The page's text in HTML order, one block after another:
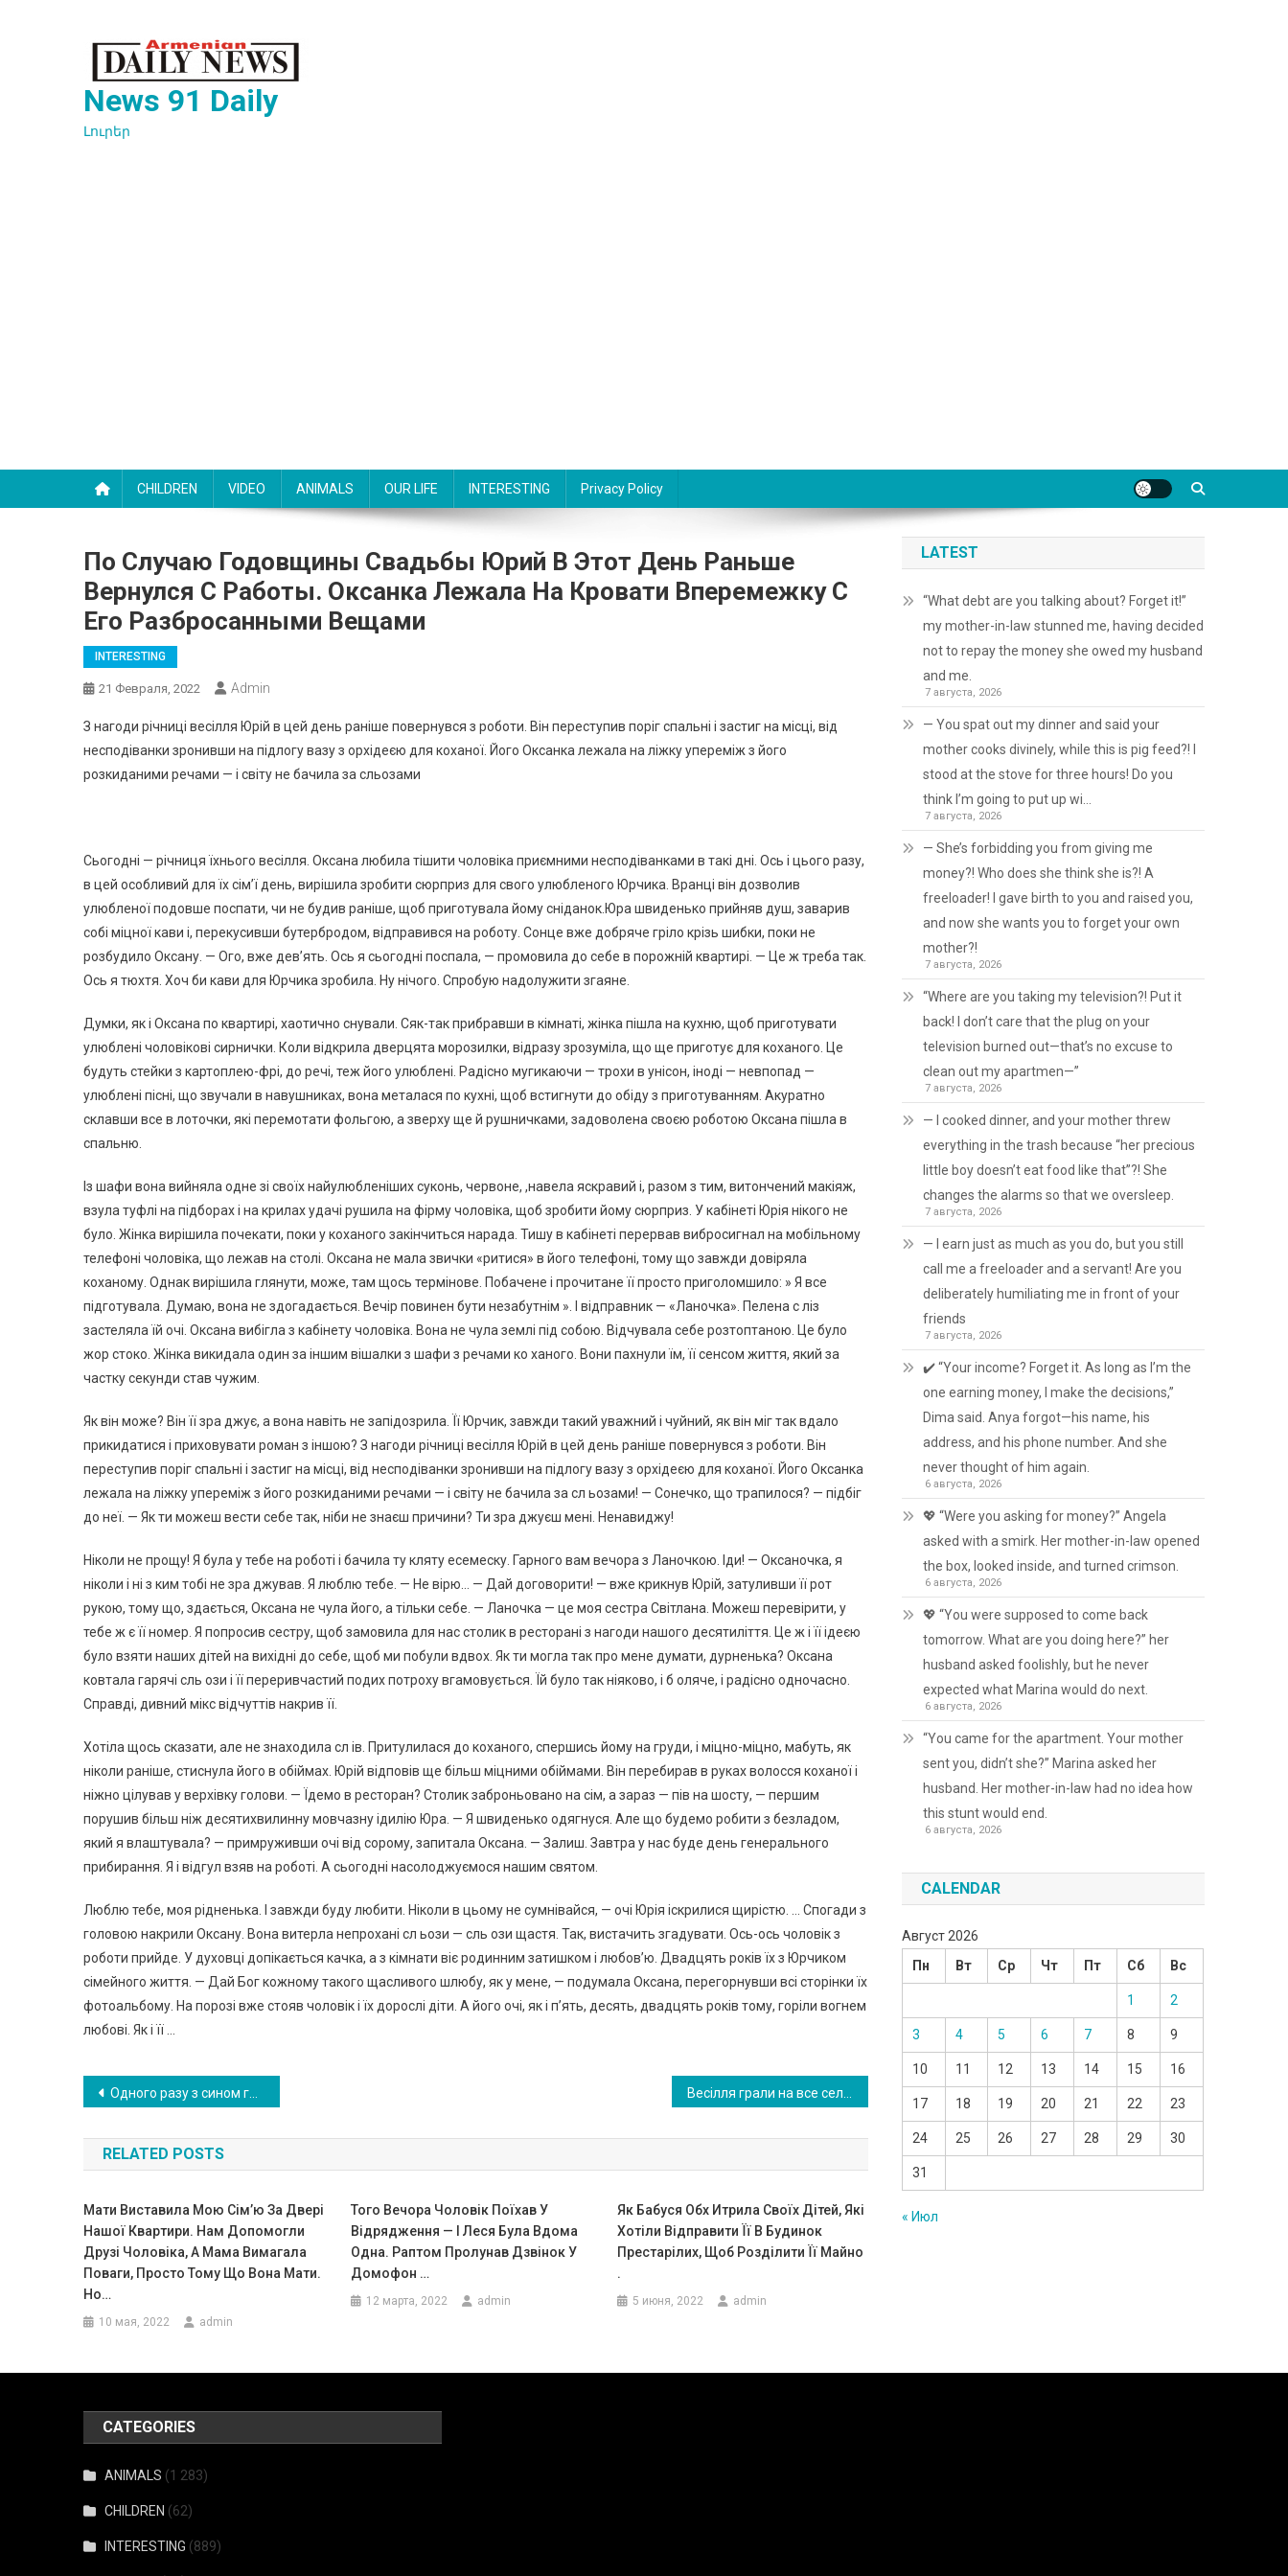
News 91 Daily
Լուրեր
CHILDREN VIDEO ANIMALS OUR LIFE INTERESTING Privacy Policy
По Случаю Годовщины Свадьбы Юрий В Этот День Раньше
Вернулся С Работы. Оксанка Лежала На Кровати Вперемежку С
Его Разбросанными Вещами
INTERESTING
21 Февраля, 2022 Admin
З нагоди річниці весілля Юрій в цей день раніше повернувся з роботи. Він переступив поріг спальні і застиг на місці, від
несподіванки зронивши на підлогу вазу з орхідеєю для коханої. Його Оксанка лежала на ліжку упереміж з його
розкиданими речами — і світу не бачила за сльозами
Сьогодні — річниця їхнього весілля. Оксана любила тішити чоловіка приємними несподіванками в такі дні. Ось і цього разу,
в цей особливий для їх сім’ї день, вирішила зробити сюрприз для свого улюбленого Юрчика. Вранці він дозволив
улюбленої подовше поспати, чи не будив раніше, щоб приготувала йому сніданок.Юра швиденько прийняв душ, заварив
собі міцної кави і, перекусивши бутербродом, відправився на роботу. Сонце вже добряче гріло крізь шибки, поки не
розбудило Оксану. — Ого, вже дев’ять. Ось я сьогодні поспала, — промовила до себе в порожній квартирі. — Це ж треба так.
Ось я тюхтя. Хоч би кави для Юрчика зробила. Ну нічого. Спробую надолужити згаяне.
Думки, як і Оксана по квартирі, хаотично снували. Сяк-так прибравши в кімнаті, жінка пішла на кухню, щоб приготувати
улюблені чоловікові сирнички. Коли відкрила дверцята морозилки, відразу зрозуміла, що ще приготує для коханого. Це
будуть стейки з картоплею-фрі, до речі, теж його улюблені. Радісно мугикаючи — трохи в унісон, іноді — невпопад —
улюблені пісні, що звучали в навушниках, вона металася по кухні, щоб встигнути до обіду з приготуванням. Акуратно
склавши все в лоточки, які перемотати фольгою, а зверху ще й рушничками, задоволена своєю роботою Оксана пішла в
спальню.
Із шафи вона вийняла одне зі своїх найулюбленіших суконь, червоне, ,навела яскравий і, разом з тим, витончений макіяж,
взула туфлі на підборах і на крилах удачі рушила на фірму чоловіка, щоб зробити йому сюрприз. У кабінеті Юрія нікого не
було. Жінка вирішила почекати, поки у коханого закінчиться нарада. Тишу в кабінеті перервав вибросигнал на мобільному
телефоні чоловіка, що лежав на столі. Оксана не мала звички «ритися» в його телефоні, тому що завжди довіряла
коханому. Однак вирішила глянути, може, там щось термінове. Побачене і прочитане її просто приголомшило: » Я все
підготувала. Думаю, вона не здогадається. Вечір повинен бути незабутнім ». І відправник — «Ланочка». Пелена с ліз
застеляла їй очі. Оксана вибігла з кабінету чоловіка. Вона не чула землі під собою. Відчувала себе розтоптаною. Це було
жор стоко. Жінка викидала один за іншим вішалки з шафи з речами ко ханого. Вони пахнули їм, її сенсом життя, який за
частку секунди став чужим.
Як він може? Він її зра джує, а вона навіть не запідозрила. Її Юрчик, завжди такий уважний і чуйний, як він міг так вдало
прикидатися і приховувати роман з іншою? З нагоди річниці весілля Юрій в цей день раніше повернувся з роботи. Він
переступив поріг спальні і застиг на місці, від несподіванки зронивши на підлогу вазу з орхідеєю для коханої. Його Оксанка
лежала на ліжку упереміж з його розкиданими речами — і світу не бачила за сл ьозами! — Сонечко, що трапилося? — підбіг
до неї. — Як ти можеш вести себе так, ніби не знаєш причини? Ти зра джуєш мені. Ненавиджу!
Ніколи не прощу! Я була у тебе на роботі і бачила ту кляту есемеску. Гарного вам вечора з Ланочкою. Іди! — Оксаночка, я
ніколи і ні з ким тобі не зра джував. Я люблю тебе. — Не вірю… — Дай договорити! — вже крикнув Юрій, затуливши її рот
рукою, тому що, здається, Оксана не чула його, а тільки себе. — Ланочка — це моя сестра Світлана. Можеш перевірити, у
тебе ж є її номер. Я попросив сестру, щоб замовила для нас столик в ресторані з нагоди нашого десятиліття. Це ж і її ідеєю
було взяти наших дітей на вихідні до себе, щоб ми побули вдвох. Як ти могла так про мене думати, дурненька? Оксана
ковтала гарячі сль ози і її переривчастий подих потроху вгамовується. Їй було так ніяково, і б оляче, і радісно одночасно.
Справді, дивний мікс відчуттів накрив її.
Хотіла щось сказати, але не знаходила сл ів. Притулилася до коханого, спершись йому на груди, і міцно-міцно, мабуть, як
ніколи раніше, стиснула його в обіймах. Юрій відповів ще більш міцними обіймами. Він перебирав в руках волосся коханої і
ніжно цілував у верхівку голови. — Їдемо в ресторан? Столик заброньовано на сім, а зараз — пів на шосту, — першим
порушив більш ніж десятихвилинну мовчазну ідилію Юра. — Я швиденько одягнуся. Але що будемо робити з безладом,
який я влаштувала? — примруживши очі від сорому, запитала Оксана. — Залиш. Завтра у нас буде день генерального
прибирання. Я і відгул взяв на роботі. А сьогодні насолоджуємося нашим святом.
Люблю тебе, моя рідненька. І завжди буду любити. Ніколи в цьому не сумнівайся, — очі Юрія іскрилися щирістю. … Спогади з
головою накрили Оксану. Вона витерла непрохані сл ьози — сль ози щастя. Так, вистачить згадувати. Ось-ось чоловік з
роботи прийде. У духовці допікається качка, а з кімнати віє родинним затишком і любов’ю. Двадцять років їх з Юрчиком
сімейного життя. — Дай Бог кожному такого щасливого шлюбу, як у мене, — подумала Оксана, перегорнувши всі сторінки їх
фотоальбому. На порозі вже стояв чоловік і їх дорослі діти. А його очі, як і п’ять, десять, двадцять років тому, горіли вогнем
любові. Як і її …
Навигация
по
записям
Одного разу з сином гуляти пішов чоловік. Я, приблизно через десять хвилин, вийшла в магазин і побачила, що вони з братом вантажать коляску в таксі. Я підійшла і почала з’ясовувати, що відбувається …
RELATED POSTS
Мати Виставила Мою Сім’ю За Двері
Нашої Квартири. Нам Допомогли
Друзі Чоловіка, А Мама Вимагала
Поваги, Просто Тому Що Вона Мати.
Ho…
10 мая, 2022 admin
Того Вечора Чоловік Поїхав У
Відрядження — І Леся Була Вдома
Одна. Раптом Пролунав Дзвінок У
Домофон …
12 марта, 2022 admin
Як Бабуся Обх Итрила Своїх Дітей, Які
Хотіли Відправити Її В Будинок
Престарілих, Щоб Розділити Її Майно
.
5 июня, 2022 admin
LATEST
“What debt are you talking about? Forget it!”
my mother-in-law stunned me, having decided
not to repay the money she owed my husband
and me.
7 августа, 2026
— You spat out my dinner and said your
mother cooks divinely, while this is pig feed?! I
stood at the stove for three hours! Do you
think I’m going to put up wi…
7 августа, 2026
— She’s forbidding you from giving me
money?! Who does she think she is?! A
freeloader! I gave birth to you and raised you,
and now she wants you to forget your own
mother?!
7 августа, 2026
“Where are you taking my television?! Put it
back! I don’t care that the plug on your
television burned out—that’s no excuse to
clean out my apartmen—”
7 августа, 2026
— I cooked dinner, and your mother threw
everything in the trash because “her precious
little boy doesn’t eat food like that”?! She
changes the alarms so that we oversleep.
7 августа, 2026
— I earn just as much as you do, but you still
call me a freeloader and a servant! Are you
deliberately humiliating me in front of your
friends
7 августа, 2026
✔️ “Your income? Forget it. As long as I’m the
one earning money, I make the decisions,”
Dima said. Anya forgot—his name, his
address, and his phone number. And she
never thought of him again.
6 августа, 2026
💖 “Were you asking for money?” Angela
asked with a smirk. Her mother-in-law opened
the box, looked inside, and turned crimson.
6 августа, 2026
💖 “You were supposed to come back
tomorrow. What are you doing here?” her
husband asked foolishly, but he never
expected what Marina would do next.
6 августа, 2026
“You came for the apartment. Your mother
sent you, didn’t she?” Marina asked her
husband. Her mother-in-law had no idea how
this stunt would end.
6 августа, 2026
CALENDAR
Август 2026
Пн
Вт Ср Чт Пт Сб Вс
1 2
3 4 5 6 7 8 9
10 11 12 13 14 15 16
17 18 19 20 21 22 23
24 25 26 27 28 29 30
31
« Июл
CATEGORIES
ANIMALS (1 283)
CHILDREN (62)
INTERESTING (889)